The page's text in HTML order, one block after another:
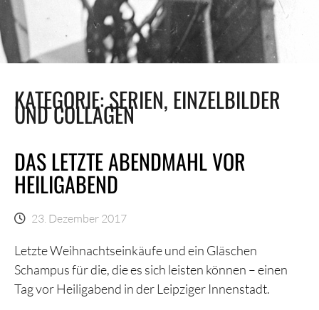
KATEGORIE:SERIEN, EINZELBILDER
UND COLLAGEN
DAS LETZTE ABENDMAHL VOR
HEILIGABEND
23. Dezember 2017
Letzte Weihnachtseinkäufe und ein Gläschen
Schampus für die, die es sich leisten können – einen
Tag vor Heiligabend in der Leipziger Innenstadt.